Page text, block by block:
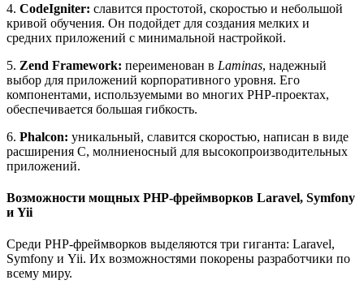
4. CodeIgniter: славится простотой, скоростью и небольшой
кривой обучения. Он подойдет для создания мелких и
средних приложений с минимальной настройкой.
5. Zend Framework: переименован в Laminas, надежный
выбор для приложений корпоративного уровня. Его
компонентами, используемыми во многих PHP-проектах,
обеспечивается большая гибкость.
6. Phalcon: уникальный, славится скоростью, написан в виде
расширения C, молниеносный для высокопроизводительных
приложений.
Возможности мощных PHP-фреймворков Laravel, Symfony
и Yii
Среди PHP-фреймворков выделяются три гиганта: Laravel,
Symfony и Yii. Их возможностями покорены разработчики по
всему миру.